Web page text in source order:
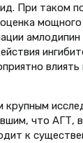
При таком
влиять
крупным
что АГТ,
к